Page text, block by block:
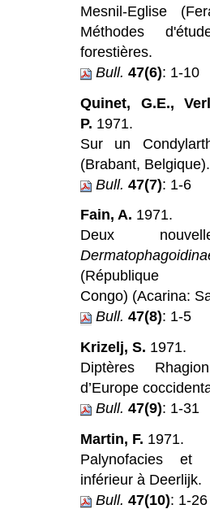
Mesnil-Eglise
Méthodes
forestières.
Bull. 47(6): 1-10
Quinet, G.E.,
P. 1971.
Sur un
(Brabant, Belgique).
Bull. 47(7): 1-6
Fain, A. 1971.
Deux
(République
Congo) (Acarina:
Bull. 47(8): 1-5
Krizelj, S. 1971.
Diptères
d’Europe
Bull. 47(9): 1-31
Martin, F. 1971.
Palynofacies et
inférieur à Deerlijk.
Bull. 47(10): 1-26